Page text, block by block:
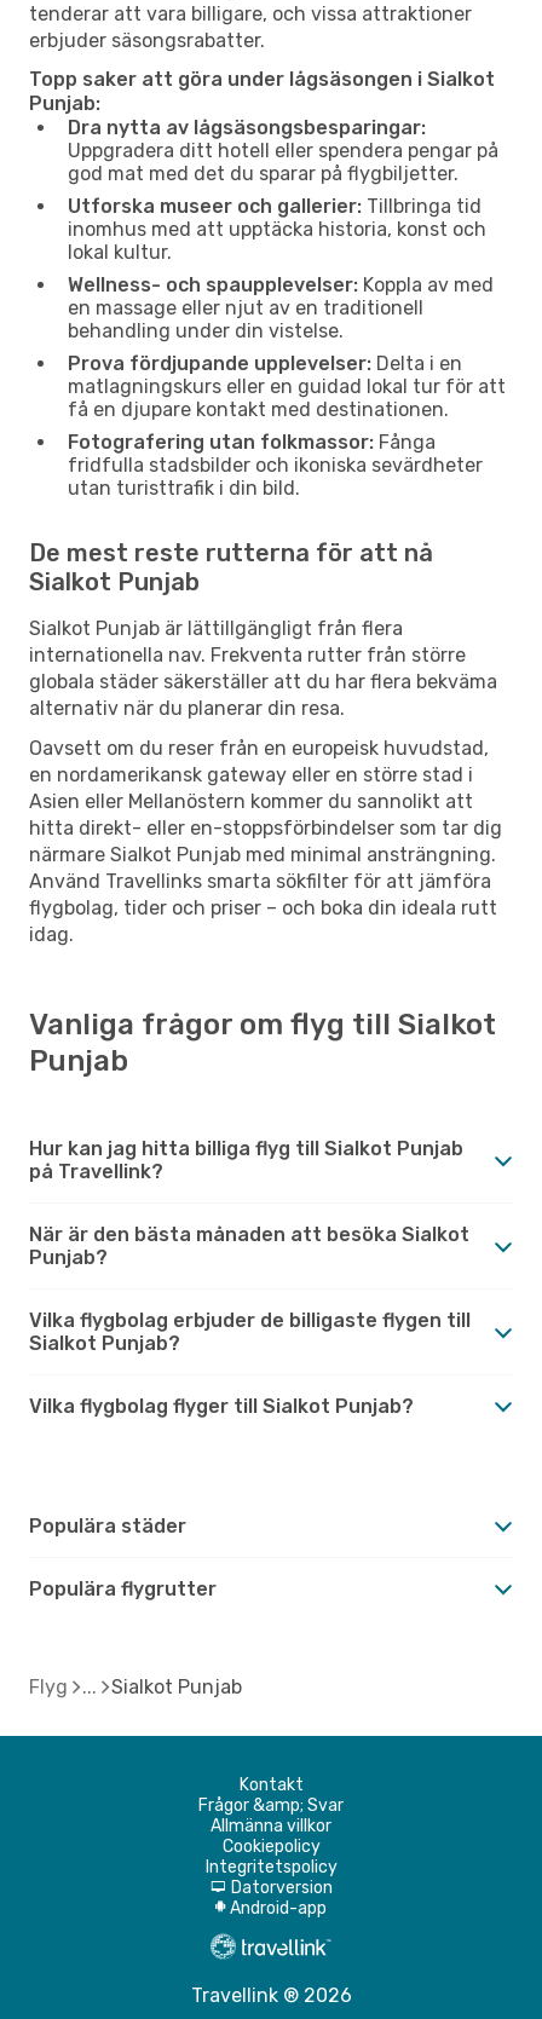
tenderar att vara billigare, och vissa attraktioner
erbjuder säsongsrabatter.
Topp saker att göra under lågsäsongen i Sialkot
Punjab:
Dra nytta av lågsäsongsbesparingar:
Uppgradera ditt hotell eller spendera pengar på
god mat med det du sparar på flygbiljetter.
Utforska museer och gallerier: Tillbringa tid
inomhus med att upptäcka historia, konst och
lokal kultur.
Wellness- och spaupplevelser: Koppla av med
en massage eller njut av en traditionell
behandling under din vistelse.
Prova fördjupande upplevelser: Delta i en
matlagningskurs eller en guidad lokal tur för att
få en djupare kontakt med destinationen.
Fotografering utan folkmassor: Fånga
fridfulla stadsbilder och ikoniska sevärdheter
utan turisttrafik i din bild.
De mest reste rutterna för att nå
Sialkot Punjab
Sialkot Punjab är lättillgängligt från flera
internationella nav. Frekventa rutter från större
globala städer säkerställer att du har flera bekväma
alternativ när du planerar din resa.
Oavsett om du reser från en europeisk huvudstad,
en nordamerikansk gateway eller en större stad i
Asien eller Mellanöstern kommer du sannolikt att
hitta direkt- eller en-stoppsförbindelser som tar dig
närmare Sialkot Punjab med minimal ansträngning.
Använd Travellinks smarta sökfilter för att jämföra
flygbolag, tider och priser – och boka din ideala rutt
idag.
Vanliga frågor om flyg till Sialkot
Punjab
Hur kan jag hitta billiga flyg till Sialkot Punjab
på Travellink?
När är den bästa månaden att besöka Sialkot
Punjab?
Vilka flygbolag erbjuder de billigaste flygen till
Sialkot Punjab?
Vilka flygbolag flyger till Sialkot Punjab?
Populära städer
Populära flygrutter
Flyg Sialkot Punjab
Kontakt
Frågor &amp; Svar
Allmänna villkor
Cookiepolicy
Integritetspolicy
d Datorversion
A Android-app
Travellink ® 2026